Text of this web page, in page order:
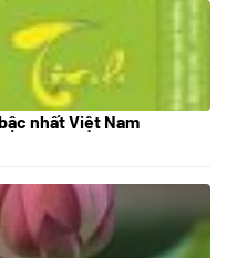
nhất Việt Nam